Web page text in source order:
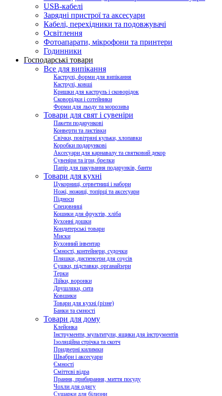
USB-кабелі
Зарядні пристрої та аксесуари
Кабелі, перехідники та подовжувачі
Освітлення
Фотоапарати, мікрофони та принтери
Годинники
Господарські товари
Все для випікання
Каструлі, форми для випікання
Каструлі, ковші
Кришки для каструль і сковорідок
Сковорідки і сотейники
Форми для льоду та морозива
Товари для свят і сувеніри
Пакети подарункові
Конверти та листівки
Свічки, повітряні кульки, хлопавки
Коробки подарункові
Аксесуари для карнавалу та святковий декор
Сувеніри та ігри, брелки
Папір для пакування подарунків, банти
Товари для кухні
Цукорниці, серветниці і набори
Ножі, ножиці, топірці та аксесуари
Підноси
Спецовниці
Кошики для фруктів, хліба
Кухонні дошки
Кондитерські товари
Миски
Кухонний інвентар
Ємності, контейнери, судочки
Пляшки, диспенсери для соусів
Сушки, підставки, органайзери
Терки
Лійки, воронки
Друшляки, сита
Ковшики
Товари для кухні (різне)
Банки та ємності
Товари для дому
Клейонка
Інструменти, мультитули, ящики для інструментів
Ізоляційна стрічка та скотч
Придверні килимки
Швабри і аксесуари
Ємності
Сміттєві відра
Прання, прибирання, миття посуду
Чохли для одягу
Сушарки для білизни